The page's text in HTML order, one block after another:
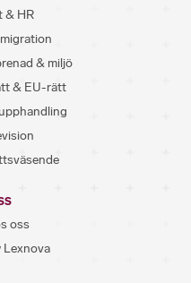
& HR
& miljö
& EU-rätt
oss
Lexnova